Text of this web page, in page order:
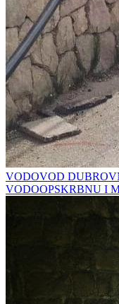
VODOVOD
VODOOPSKRBNU I